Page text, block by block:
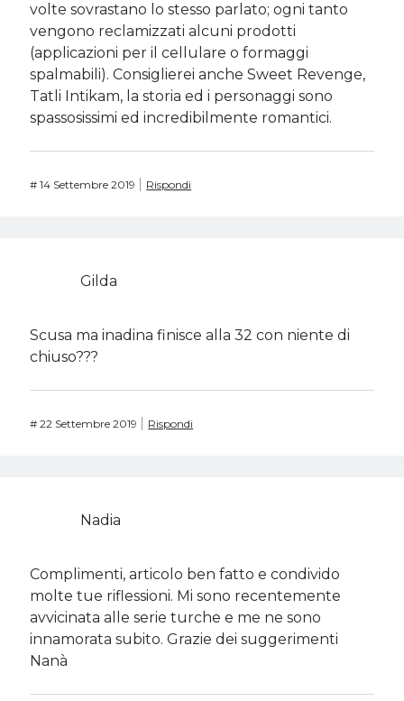
volte sovrastano lo stesso parlato; ogni tanto
vengono reclamizzati alcuni prodotti
(applicazioni per il cellulare o formaggi
spalmabili). Consiglierei anche Sweet Revenge,
Tatli Intikam, la storia ed i personaggi sono
spassosissimi ed incredibilmente romantici.
#14 Settembre 2019 Rispondi
Gilda
Scusa ma inadina finisce alla 32 con niente di
chiuso???
#22 Settembre 2019 Rispondi
Nadia
Complimenti, articolo ben fatto e condivido
molte tue riflessioni. Mi sono recentemente
avvicinata alle serie turche e me ne sono
innamorata subito. Grazie dei suggerimenti
Nanà